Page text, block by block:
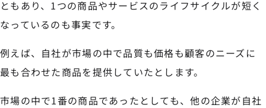
ともあり、1つの商品やサービスのライフサイクルが短く
なっているのも事実です。
例えば、自社が市場の中で品質も価格も顧客のニーズに
最も合わせた商品を提供していたとします。
市場の中で1番の商品であったとしても、他の企業が自社